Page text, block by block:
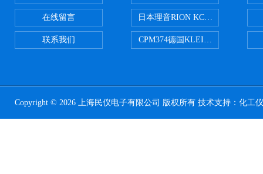
在线留言
联系我们
日本理音RION KC-51/KC-52便携
CPM374德国KLEINWAECHTER
Copyright © 2026 上海民仪电子有限公司 版权所有 技术支持： 化工